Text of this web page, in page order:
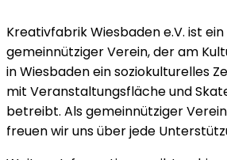
Kreativfabrik Wiesbaden e.V. ist ein
gemeinnütziger Verein, der am
in Wiesbaden ein soziokulturelles
mit Veranstaltungsfläche und
betreibt. Als gemeinnütziger Verein
freuen wir uns über jede